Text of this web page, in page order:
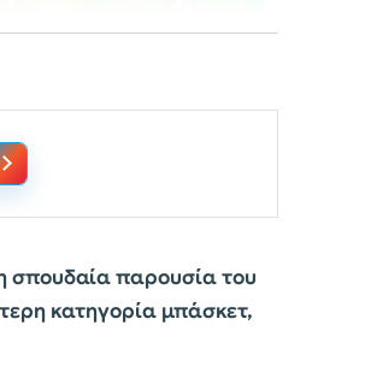
σπουδαία παρουσία του
κατηγορία μπάσκετ,